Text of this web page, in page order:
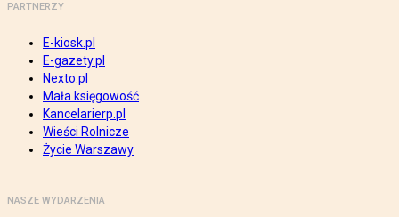
PARTNERZY
E-kiosk.pl
E-gazety.pl
Nexto.pl
Mała księgowość
Kancelarierp.pl
Wieści Rolnicze
Życie Warszawy
NASZE WYDARZENIA